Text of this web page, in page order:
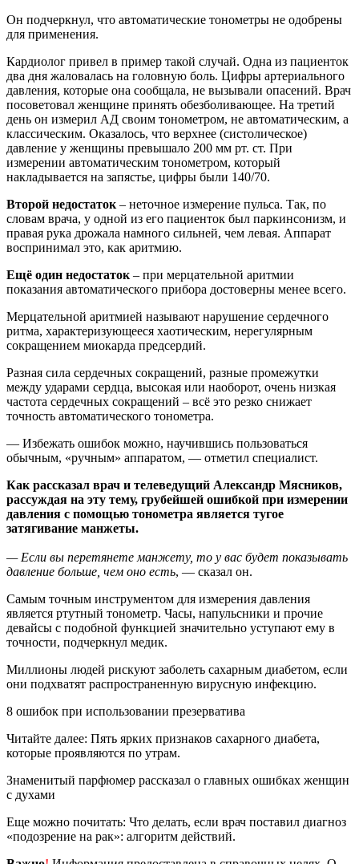
Он подчеркнул, что автоматические тонометры не одобрены
для применения.
Кардиолог привел в пример такой случай. Одна из пациенток
два дня жаловалась на головную боль. Цифры артериального
давления, которые она сообщала, не вызывали опасений. Врач
посоветовал женщине принять обезболивающее. На третий
день он измерил АД своим тонометром, не автоматическим, а
классическим. Оказалось, что верхнее (систолическое)
давление у женщины превышало 200 мм рт. ст. При
измерении автоматическим тонометром, который
накладывается на запястье, цифры были 140/70.
Второй недостаток – неточное измерение пульса. Так, по
словам врача, у одной из его пациенток был паркинсонизм, и
правая рука дрожала намного сильней, чем левая. Аппарат
воспринимал это, как аритмию.
Ещё один недостаток – при мерцательной аритмии
показания автоматического прибора достоверны менее всего.
Мерцательной аритмией называют нарушение сердечного
ритма, характеризующееся хаотическим, нерегулярным
сокращением миокарда предсердий.
Разная сила сердечных сокращений, разные промежутки
между ударами сердца, высокая или наоборот, очень низкая
частота сердечных сокращений – всё это резко снижает
точность автоматического тонометра.
— Избежать ошибок можно, научившись пользоваться
обычным, «ручным» аппаратом, — отметил специалист.
Как рассказал врач и телеведущий Александр Мясников,
рассуждая на эту тему, грубейшей ошибкой при измерении
давления с помощью тонометра является тугое
затягивание манжеты.
— Если вы перетянете манжету, то у вас будет показывать
давление больше, чем оно есть, — сказал он.
Самым точным инструментом для измерения давления
является ртутный тонометр. Часы, напульсники и прочие
девайсы с подобной функцией значительно уступают ему в
точности, подчеркнул медик.
Миллионы людей рискуют заболеть сахарным диабетом, если
они подхватят распространенную вирусную инфекцию.
8 ошибок при использовании презерватива
Читайте далее: Пять ярких признаков сахарного диабета,
которые проявляются по утрам.
Знаменитый парфюмер рассказал о главных ошибках женщин
с духами
Еще можно почитать: Что делать, если врач поставил диагноз
«подозрение на рак»: алгоритм действий.